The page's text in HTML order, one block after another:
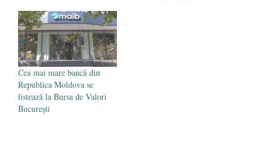
Cea mai mare bancă din
Republica Moldova se
listează la Bursa de Valori
București